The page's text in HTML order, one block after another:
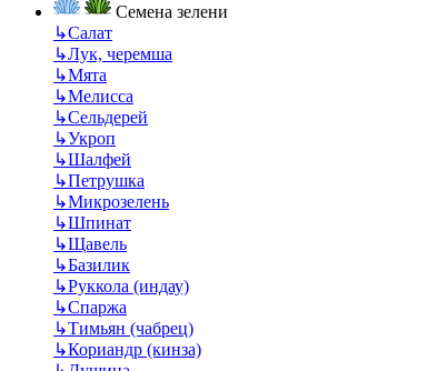
Семена зелени
↳Салат
↳Лук, черемша
↳Мята
↳Мелисса
↳Сельдерей
↳Укроп
↳Шалфей
↳Петрушка
↳Микрозелень
↳Шпинат
↳Щавель
↳Базилик
↳Руккола (индау)
↳Спаржа
↳Тимьян (чабрец)
↳Кориандр (кинза)